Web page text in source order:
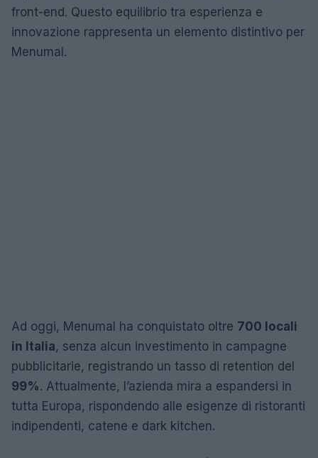
front-end. Questo equilibrio tra esperienza e
innovazione rappresenta un elemento distintivo per
Menumal.
Ad oggi, Menumal ha conquistato oltre 700 locali
in Italia, senza alcun investimento in campagne
pubblicitarie, registrando un tasso di retention del
99%. Attualmente, l’azienda mira a espandersi in
tutta Europa, rispondendo alle esigenze di ristoranti
indipendenti, catene e dark kitchen.